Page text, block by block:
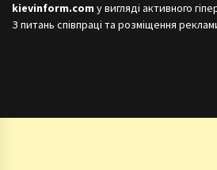
kievinform.com у вигляді активного
З питань співпраці та розміщення